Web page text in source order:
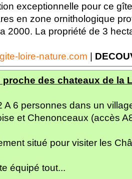
exceptionnelle pour ce
en zone ornithologique
2000. La propriété de 3
loire-nature.com |
proche des chateaux de la
A 6 personnes dans un
et Chenonceaux (accès
situé pour visiter les
équipé tout...